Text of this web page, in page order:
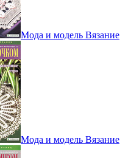
Мода и модель Вязание
Мода и модель Вязание